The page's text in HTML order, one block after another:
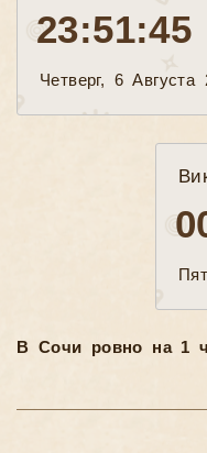
23:51:46
Четверг, 6 Августа
В Сочи ровно на 1